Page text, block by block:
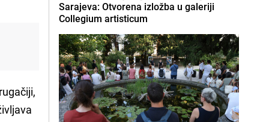
Sarajeva: Otvorena izložba u galeriji
Collegium artisticum